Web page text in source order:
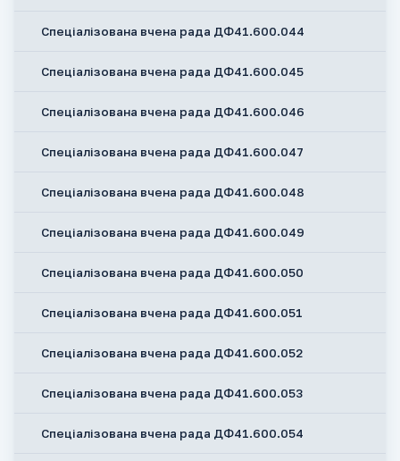
Спеціалізована вчена рада ДФ41.600.044
Спеціалізована вчена рада ДФ41.600.045
Спеціалізована вчена рада ДФ41.600.046
Спеціалізована вчена рада ДФ41.600.047
Спеціалізована вчена рада ДФ41.600.048
Спеціалізована вчена рада ДФ41.600.049
Спеціалізована вчена рада ДФ41.600.050
Спеціалізована вчена рада ДФ41.600.051
Спеціалізована вчена рада ДФ41.600.052
Спеціалізована вчена рада ДФ41.600.053
Спеціалізована вчена рада ДФ41.600.054